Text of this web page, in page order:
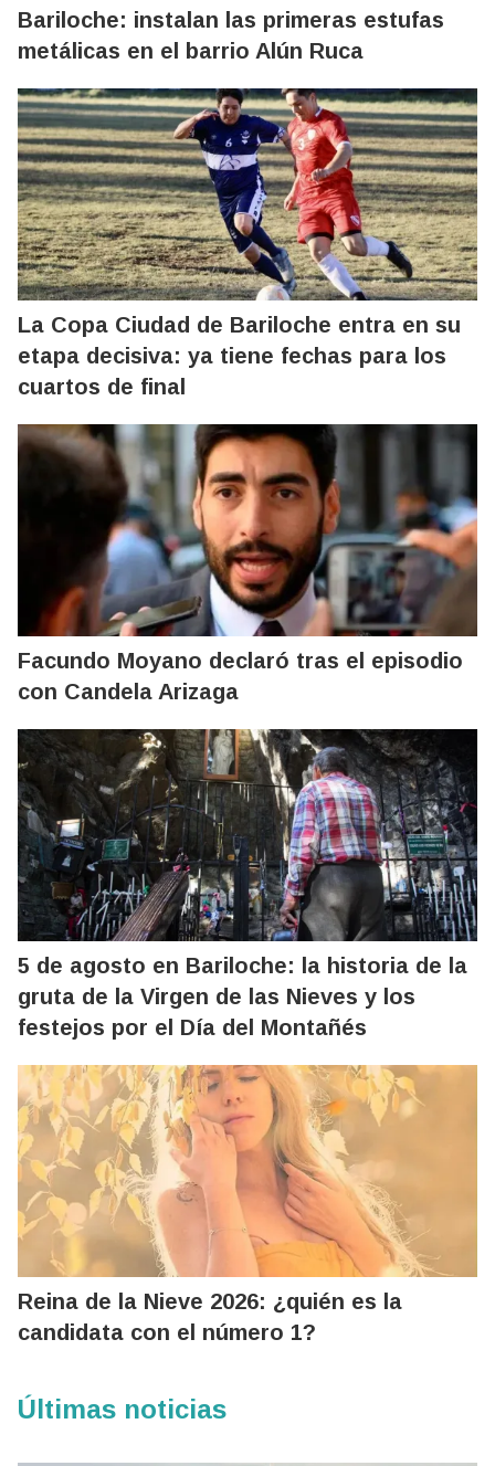
Bariloche: instalan las primeras estufas
metálicas en el barrio Alún Ruca
La Copa Ciudad de Bariloche entra en su
etapa decisiva: ya tiene fechas para los
cuartos de final
Facundo Moyano declaró tras el episodio
con Candela Arizaga
5 de agosto en Bariloche: la historia de la
gruta de la Virgen de las Nieves y los
festejos por el Día del Montañés
Reina de la Nieve 2026: ¿quién es la
candidata con el número 1?
Últimas noticias